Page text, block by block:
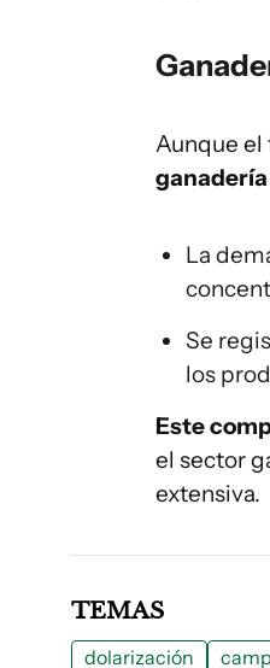
Aunque el
La
Se
los
Este
el sector
extensiva.
TEMAS
dolarización